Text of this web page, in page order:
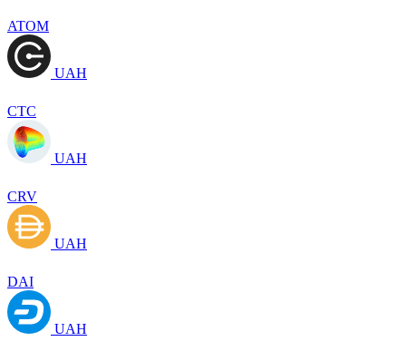
ATOM
UAH
CTC
UAH
CRV
UAH
DAI
UAH